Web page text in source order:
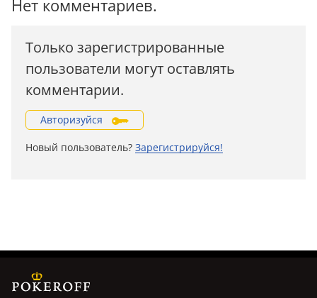
Нет комментариев.
Только зарегистрированные
пользователи могут оставлять
комментарии.
Авторизуйся
Новый пользователь? Зарегистрируйся!